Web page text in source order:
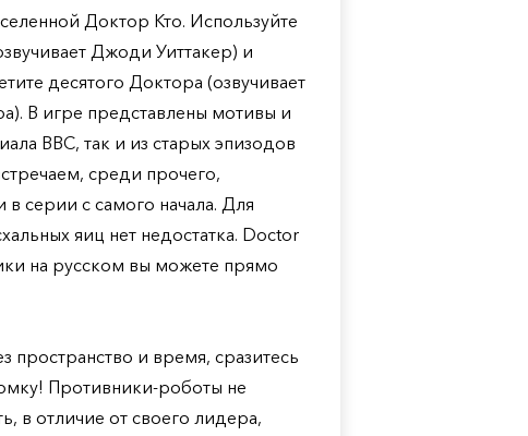
Доктор Кто. Используйте
Джоди Уиттакер) и
десятого Доктора (озвучивает
В игре представлены мотивы и
BBC, так и из старых эпизодов
среди прочего,
серии с самого начала. Для
яиц нет недостатка. Doctor
на русском вы можете прямо
пространство и время, сразитесь
Противники-роботы не
в отличие от своего лидера,